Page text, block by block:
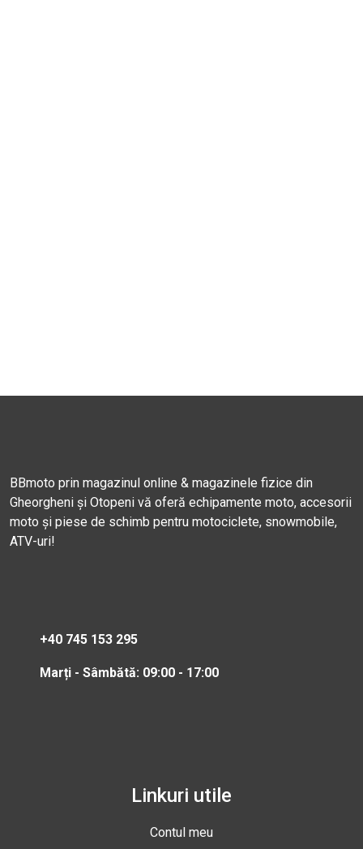
BBmoto prin magazinul online & magazinele fizice din
Gheorgheni și Otopeni vă oferă echipamente moto, accesorii
moto și piese de schimb pentru motociclete, snowmobile,
ATV-uri!
+40 745 153 295
Marți - Sâmbătă: 09:00 - 17:00
Linkuri utile
Contul meu